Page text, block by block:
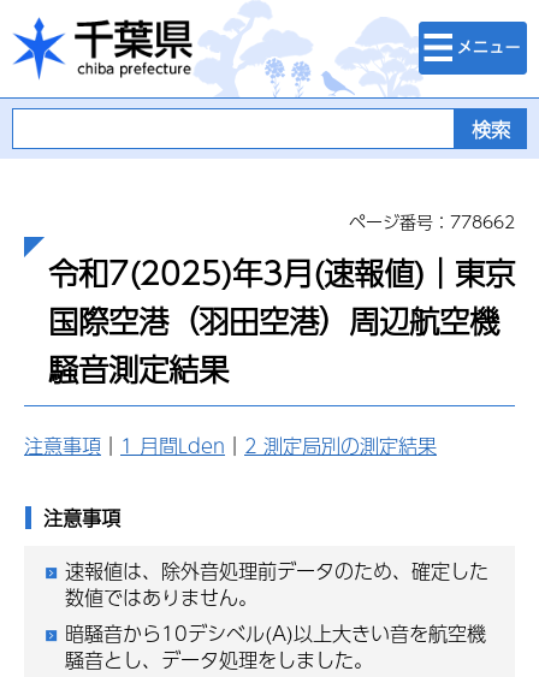
千葉県
検索・メニュ
ー
ページ番号：778662
令和7(2025)年3月(速報値)｜東京
国際空港（羽田空港）周辺航空機
騒音測定結果
注意事項 ｜ 1 月間Lden ｜ 2 測定局別の測定結果
注意事項
速報値は、除外音処理前データのため、確定した
数値ではありません。
暗騒音から10デシベル(A)以上大きい音を航空機
騒音とし、データ処理をしました。